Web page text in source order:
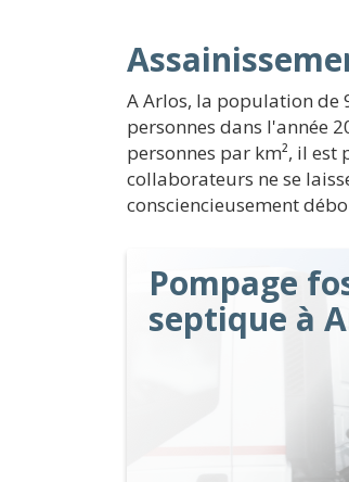
A Arlos, la population de
personnes dans l'année
personnes par km², il
collaborateurs ne se
consciencieusement
Pompage
septique à